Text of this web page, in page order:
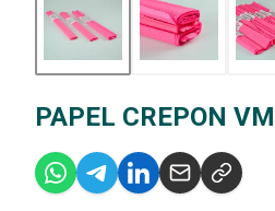
PAPEL CREPON